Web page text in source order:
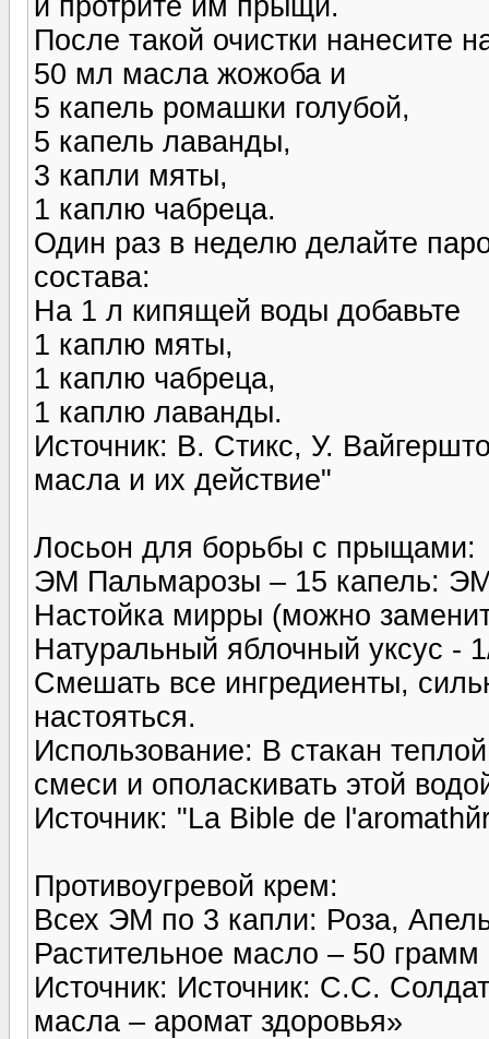
После такой очистки нанесите
50 мл масла жожоба и
5 капель ромашки голубой,
5 капель лаванды,
3 капли мяты,
1 каплю чабреца.
Один раз в неделю делайте
состава:
На 1 л кипящей воды добавьте
1 каплю мяты,
1 каплю чабреца,
1 каплю лаванды.
Источник: В. Стикс, У.
масла и их действие"
Лосьон для борьбы с прыщами:
ЭМ Пальмарозы – 15 капель:
Настойка мирры (можно
Натуральный яблочный уксус -
Смешать все ингредиенты,
настояться.
Использование: В стакан
смеси и ополаскивать этой
Источник: "La Bible de
Противоугревой крем:
Всех ЭМ по 3 капли: Роза,
Растительное масло – 50 грамм
Источник: Источник: С.С.
масла – аромат здоровья»